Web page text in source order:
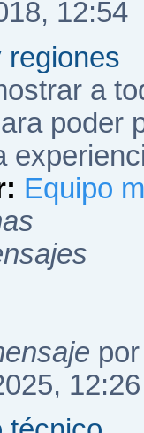
12:54
regiones
a
poder
Equipo
12:26